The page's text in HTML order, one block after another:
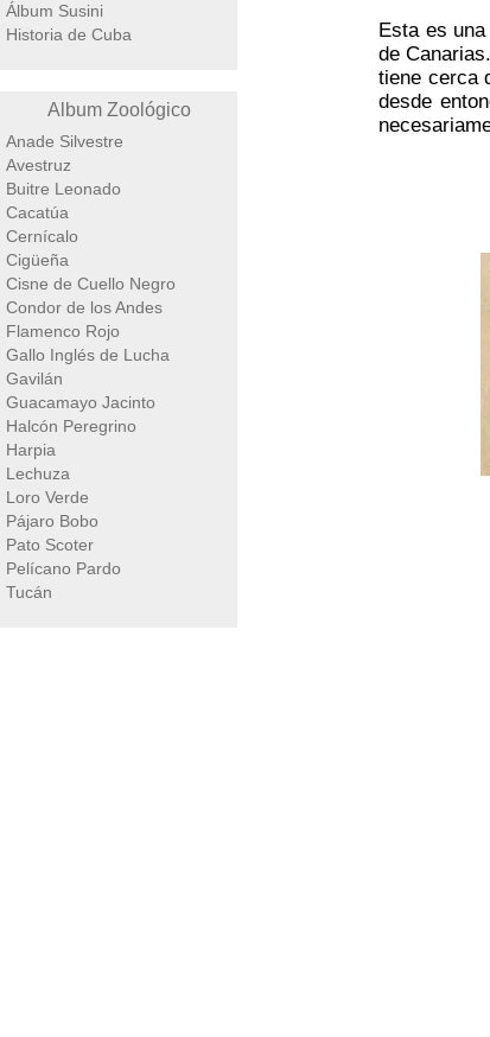
Álbum Susini
Historia de Cuba
Album Zoológico
Anade Silvestre
Avestruz
Buitre Leonado
Cacatúa
Cernícalo
Cigüeña
Cisne de Cuello Negro
Condor de los Andes
Flamenco Rojo
Gallo Inglés de Lucha
Gavilán
Guacamayo Jacinto
Halcón Peregrino
Harpia
Lechuza
Loro Verde
Pájaro Bobo
Pato Scoter
Pelícano Pardo
Tucán
Esta es
de
tiene cerca
desde